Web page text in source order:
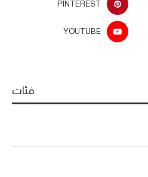
PINTEREST
YOUTUBE
فئات